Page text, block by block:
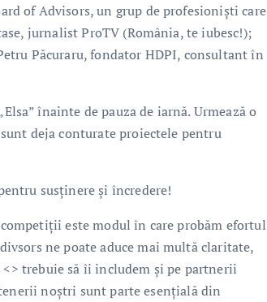
of Advisors, un grup de profesioniști care
jurnalist ProTV (România, te iubesc!);
Păcuraru, fondator HDPI, consultant în
înainte de pauza de iarnă. Urmează o
deja conturate proiectele pentru
susținere și încredere!
este modul în care probăm efortul
ne poate aduce mai multă claritate,
trebuie să îi includem şi pe partnerii
noştri sunt parte esenţială din